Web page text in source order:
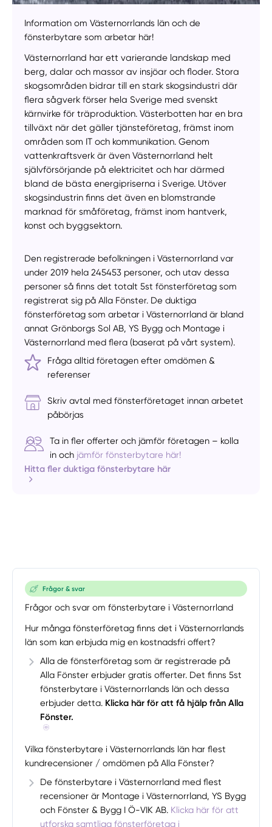
Information om Västernorrlands län och de
fönsterbytare som arbetar här!
Västernorrland har ett varierande landskap med
berg, dalar och massor av insjöar och floder. Stora
skogsområden bidrar till en stark skogsindustri där
flera sågverk förser hela Sverige med svenskt
kärnvirke för träproduktion. Västerbotten har en bra
tillväxt när det gäller tjänsteföretag, främst inom
områden som IT och kommunikation. Genom
vattenkraftsverk är även Västernorrland helt
självförsörjande på elektricitet och har därmed
bland de bästa energipriserna i Sverige. Utöver
skogsindustrin finns det även en blomstrande
marknad för småföretag, främst inom hantverk,
konst och byggsektorn.
Den registrerade befolkningen i Västernorrland var
under 2019 hela 245453 personer, och utav dessa
personer så finns det totalt 5st fönsterföretag som
registrerat sig på Alla Fönster. De duktiga
fönsterföretag som arbetar i Västernorrland är bland
annat Grönborgs Sol AB, YS Bygg och Montage i
Västernorrland med flera (baserat på vårt system).
Fråga alltid företagen efter omdömen &
referenser
Skriv avtal med fönsterföretaget innan arbetet
påbörjas
Ta in fler offerter och jämför företagen – kolla
in och jämför fönsterbytare här!
Hitta fler duktiga fönsterbytare här
Frågor & svar
Frågor och svar om fönsterbytare i Västernorrland
Hur många fönsterföretag finns det i Västernorrlands
län som kan erbjuda mig en kostnadsfri offert?
Alla de fönsterföretag som är registrerade på
Alla Fönster erbjuder gratis offerter. Det finns 5st
fönsterbytare i Västernorrlands län och dessa
erbjuder detta. Klicka här för att få hjälp från Alla
Fönster.
Vilka fönsterbytare i Västernorrlands län har flest
kundrecensioner / omdömen på Alla Fönster?
De fönsterbytare i Västernorrland med flest
recensioner är Montage i Västernorrland, YS Bygg
och Fönster & Bygg I Ö-VIK AB. Klicka här för att
utforska samtliga fönsterföretag i